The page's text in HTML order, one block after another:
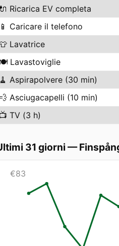
🔌 Ricarica EV completa
📱 Caricare il telefono
Lavatrice
🍽️ Lavastoviglie
🧹 Aspirapolvere (30 min)
💨 Asciugacapelli (10 min)
📺 TV (3 h)
31 giorni —
€83